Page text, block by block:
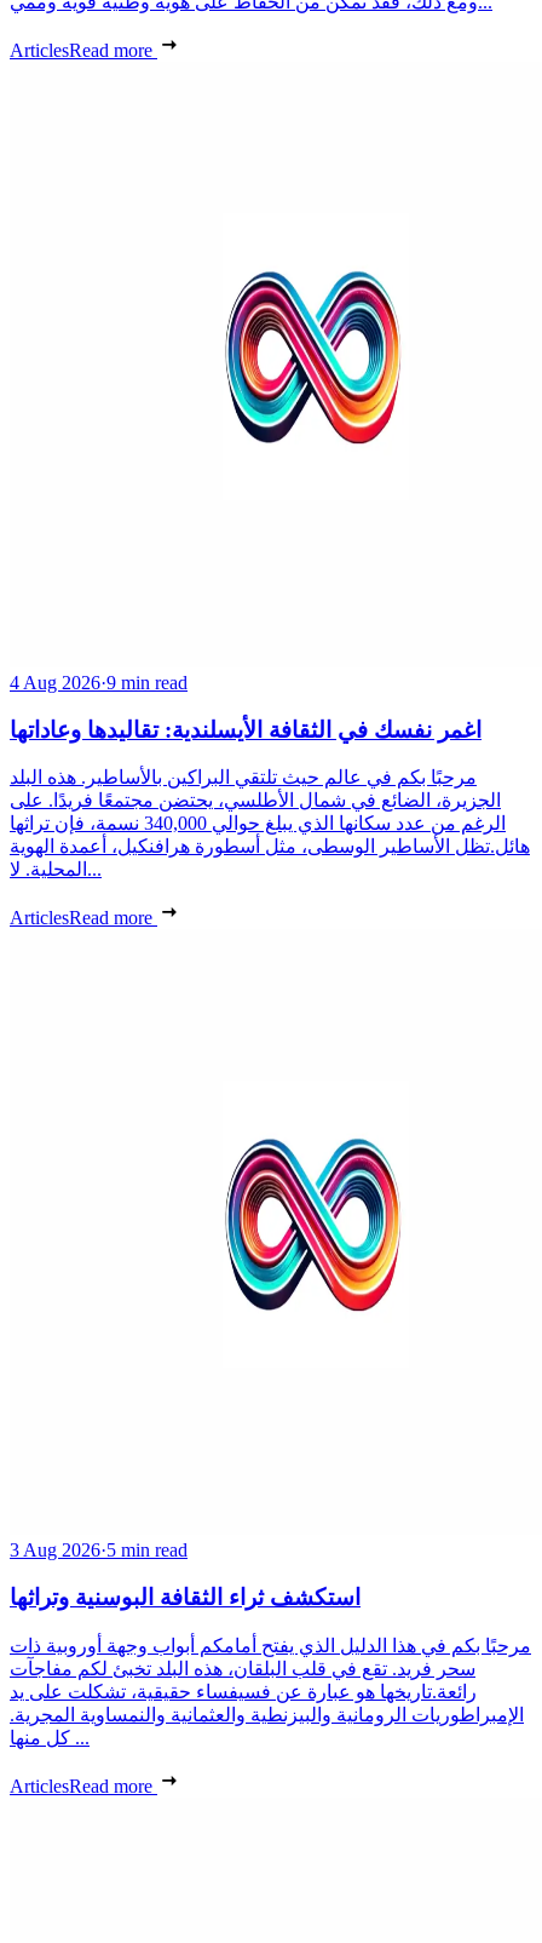
ArticlesRead more
4 Aug 2026·9 min read
اغمر نفسك في الثقافة الأيسلندية: تقاليدها وعاداتها
مرحبًا بكم في عالم حيث تلتقي البراكين بالأساطير. هذه البلد
الجزيرة، الضائع في شمال الأطلسي، يحتضن مجتمعًا فريدًا. على
الرغم من عدد سكانها الذي يبلغ حوالي 340,000 نسمة، فإن تراثها
هائل.تظل الأساطير الوسطى، مثل أسطورة هرافنكيل، أعمدة الهوية
المحلية. لا...
ArticlesRead more
3 Aug 2026·5 min read
استكشف ثراء الثقافة البوسنية وتراثها
مرحبًا بكم في هذا الدليل الذي يفتح أمامكم أبواب وجهة أوروبية ذات
سحر فريد. تقع في قلب البلقان، هذه البلد تخبئ لكم مفاجآت
رائعة.تاريخها هو عبارة عن فسيفساء حقيقية، تشكلت على يد
الإمبراطوريات الرومانية والبيزنطية والعثمانية والنمساوية المجرية.
كل منها ...
ArticlesRead more